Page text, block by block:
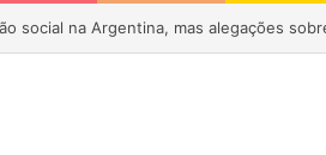
Coronel na disputa pelo Senado na Bahia